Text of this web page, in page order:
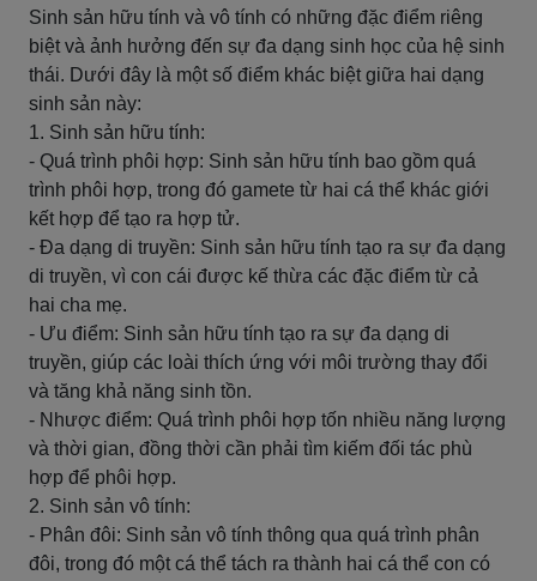
Sinh sản hữu tính và vô tính có những đặc điểm riêng
biệt và ảnh hưởng đến sự đa dạng sinh học của hệ sinh
thái. Dưới đây là một số điểm khác biệt giữa hai dạng
sinh sản này:
1. Sinh sản hữu tính:
- Quá trình phôi hợp: Sinh sản hữu tính bao gồm quá
trình phôi hợp, trong đó gamete từ hai cá thể khác giới
kết hợp để tạo ra hợp tử.
- Đa dạng di truyền: Sinh sản hữu tính tạo ra sự đa dạng
di truyền, vì con cái được kế thừa các đặc điểm từ cả
hai cha mẹ.
- Ưu điểm: Sinh sản hữu tính tạo ra sự đa dạng di
truyền, giúp các loài thích ứng với môi trường thay đổi
và tăng khả năng sinh tồn.
- Nhược điểm: Quá trình phôi hợp tốn nhiều năng lượng
và thời gian, đồng thời cần phải tìm kiếm đối tác phù
hợp để phôi hợp.
2. Sinh sản vô tính:
- Phân đôi: Sinh sản vô tính thông qua quá trình phân
đôi, trong đó một cá thể tách ra thành hai cá thể con có